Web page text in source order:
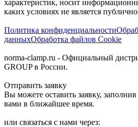
характеристик, носит
каких условиях не является
Политика конфиденциальности
данныхОбработка файлов Cookie
norma-clamp.ru - Официальный
GROUP в России.
Отправить заявку
Вы можете оставить заявку,
вами в ближайшее время.
или связаться с нами через: